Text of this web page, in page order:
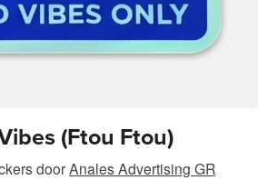
(Ftou Ftou)
doorAnales Advertising GR